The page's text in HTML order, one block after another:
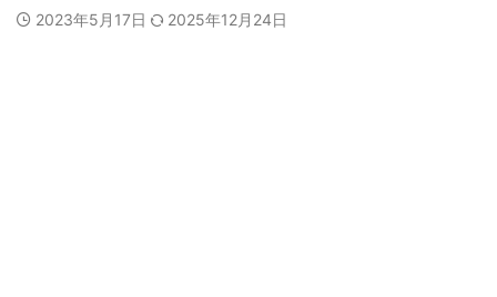
2023年5月17日 2025年12月24日